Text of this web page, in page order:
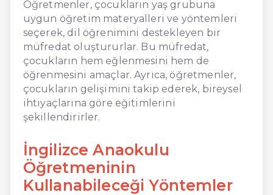
Öğretmenler, çocukların yaş grubuna
uygun öğretim materyalleri ve yöntemleri
seçerek, dil öğrenimini destekleyen bir
müfredat oluştururlar. Bu müfredat,
çocukların hem eğlenmesini hem de
öğrenmesini amaçlar. Ayrıca, öğretmenler,
çocukların gelişimini takip ederek, bireysel
ihtiyaçlarına göre eğitimlerini
şekillendirirler.
İngilizce Anaokulu
Öğretmeninin
Kullanabileceği Yöntemler